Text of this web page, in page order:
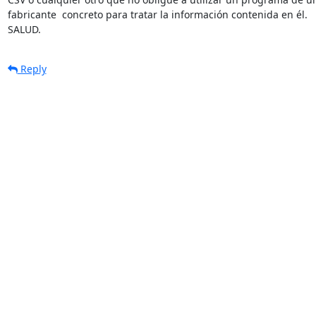
fabricante  concreto para tratar la información contenida en él.
SALUD.
Reply